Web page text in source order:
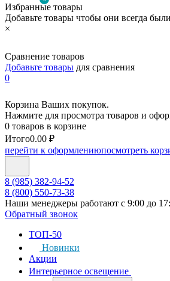
Избранные товары
Добавьте товары чтобы они всегда
×
Сравнение товаров
Добавьте товары для сравнения
0
Корзина Ваших покупок.
Нажмите для просмотра товаров и
0 товаров в корзине
Итого0.00 ₽
перейти к оформлениюпосмотреть
8 (985) 382-94-52
8 (800) 550-73-38
Наши менеджеры работают с 9:00 до
Обратный звонок
ТОП-50
Новинки
Акции
Интерьерное освещение